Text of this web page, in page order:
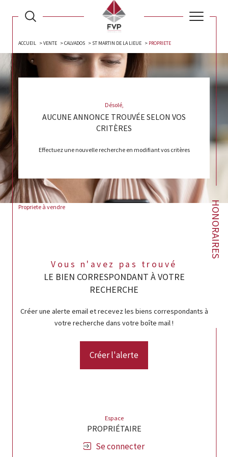
HONORAIRES
ACCUEIL VENTE CALVADOS ST MARTIN DE LA LIEUE PROPRIETE
Désolé,
AUCUNE ANNONCE TROUVÉE SELON VOS
CRITÈRES
Effectuez une nouvelle recherche en modifiant vos critères
Propriete à vendre
Vous n'avez pas trouvé
LE BIEN CORRESPONDANT À VOTRE
RECHERCHE
Créer une alerte email et recevez les biens correspondants à
votre recherche dans votre boîte mail !
Créer l'alerte
Espace
PROPRIÉTAIRE
Se connecter